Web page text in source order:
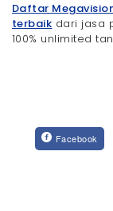
Daftar
terbaik dari jasa
100% unlimited
Facebook